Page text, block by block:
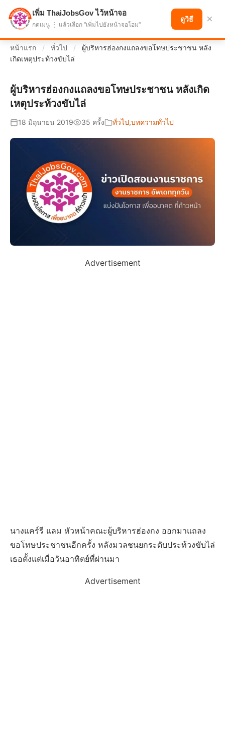
แบ่งปันโอกาส เพื่ออนาคตที่ก้าวหน้า
หน้าแรก / ทั่วไป /
ผู้บริหารฮ่องกงแถลงขอโทษประชาชน หลัง
เกิดเหตุประท้วงขับไล่
ผู้บริหารฮ่องกงแถลงขอโทษประชาชน หลังเกิด
เหตุประท้วงขับไล่
18 มิถุนายน 2019 35 ครั้ง ทั่วไป,บทความทั่วไป
Advertisement
นางแคร์รี แลม หัวหน้าคณะผู้บริหารฮ่องกง ออกมาแถลง
ขอโทษประชาชนอีกครั้ง หลังมวลชนยกระดับประท้วงขับไล่
เธอตั้งแต่เมื่อวันอาทิตย์ที่ผ่านมา
Advertisement
เพิ่ม ThaiJobsGov ไว้หน้าจอ
กดเมนู ⋮ แล้วเลือก "เพิ่มไปยังหน้าจอโฮม"
ดูวิธี ×